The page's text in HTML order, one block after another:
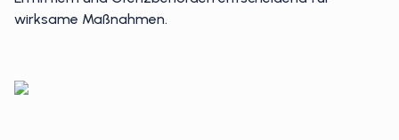
Ermittlern und Grenzbehörden entscheidend für